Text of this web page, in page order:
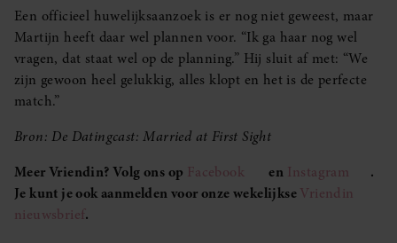
Een officieel huwelijksaanzoek is er nog niet geweest, maar
Martijn heeft daar wel plannen voor. “Ik ga haar nog wel
vragen, dat staat wel op de planning.” Hij sluit af met: “We
zijn gewoon heel gelukkig, alles klopt en het is de perfecte
match.”
Bron: De Datingcast: Married at First Sight
Meer Vriendin? Volg ons op Facebook en Instagram
.
Je kunt je ook aanmelden voor onze wekelijkseVriendin
nieuwsbrief.